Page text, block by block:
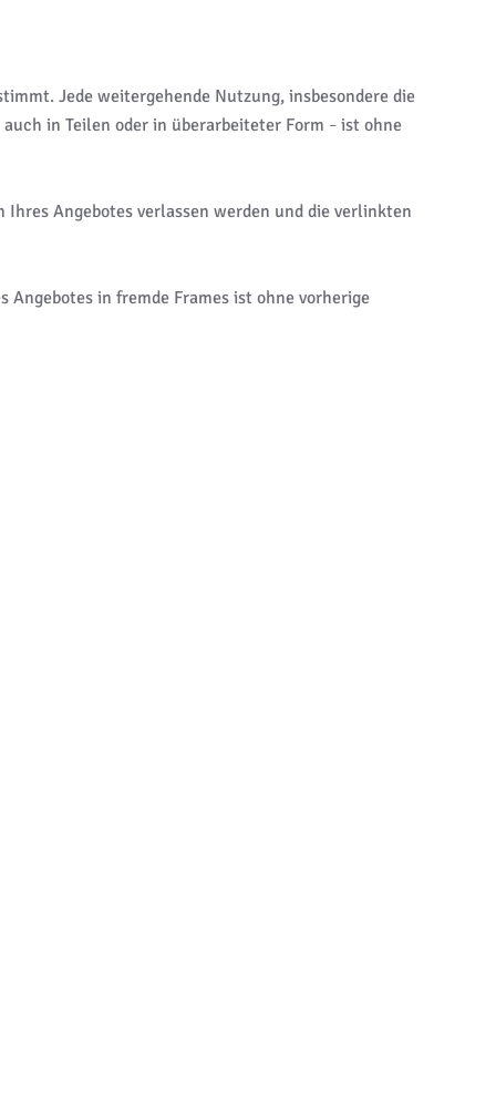
Jede weitergehende Nutzung, insbesondere die
auch in Teilen oder in überarbeiteter Form – ist ohne
Angebotes verlassen werden und die verlinkten
in fremde Frames ist ohne vorherige